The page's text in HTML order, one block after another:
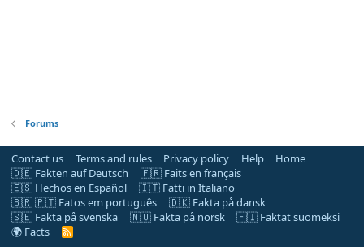
Forums
Contact us Terms and rules Privacy policy Help
Home
🇩🇪 Fakten auf Deutsch
🇫🇷 Faits en français
🇪🇸 Hechos en Español
🇮🇹 Fatti in Italiano
🇧🇷 🇵🇹 Fatos em português
🇩🇰 Fakta på dansk
🇸🇪 Fakta på svenska
🇳🇴 Fakta på norsk
🇫🇮 Faktat suomeksi
🌍 Facts
R